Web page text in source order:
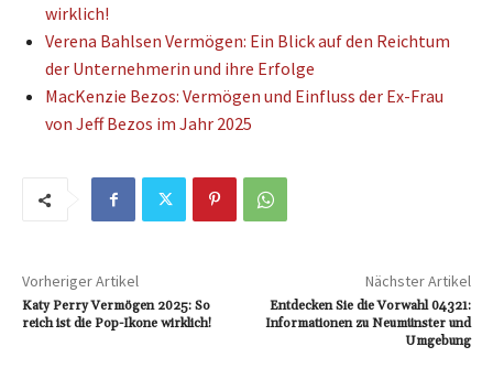
wirklich!
Verena Bahlsen Vermögen: Ein Blick auf den Reichtum
der Unternehmerin und ihre Erfolge
MacKenzie Bezos: Vermögen und Einfluss der Ex-Frau
von Jeff Bezos im Jahr 2025
Vorheriger Artikel
Katy Perry Vermögen 2025: So
reich ist die Pop-Ikone wirklich!
Nächster Artikel
Entdecken Sie die Vorwahl 04321:
Informationen zu Neumünster und
Umgebung